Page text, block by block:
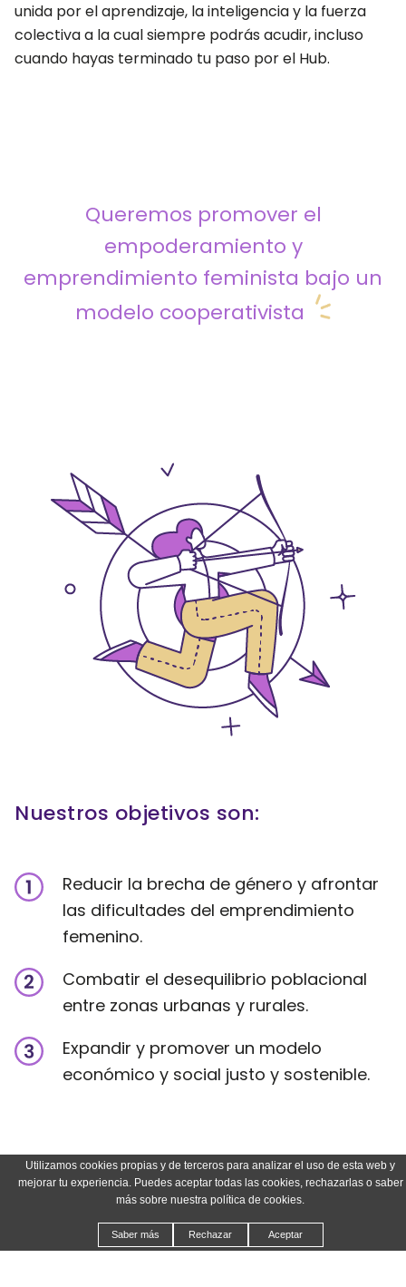
Utilizamos cookies propias y de terceros para analizar el uso de esta web y
mejorar tu experiencia. Puedes aceptar todas las cookies, rechazarlas o saber
más sobre nuestra política de cookies.
Saber más Rechazar Aceptar
unida por el aprendizaje, la inteligencia y la fuerza
colectiva a la cual siempre podrás acudir, incluso
cuando hayas terminado tu paso por el Hub.
Queremos promover el
empoderamiento y
emprendimiento feminista bajo un
modelo cooperativista
Nuestros objetivos son:
Reducir la brecha de género y afrontar
las dificultades del emprendimiento
femenino.
Combatir el desequilibrio poblacional
entre zonas urbanas y rurales.
Expandir y promover un modelo
económico y social justo y sostenible.